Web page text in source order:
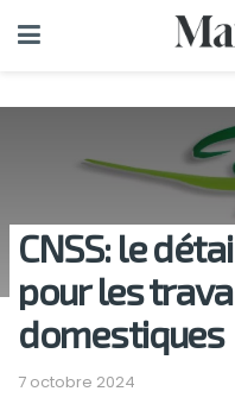
CNSS: le
pour les
domestiques
7 octobre 2024